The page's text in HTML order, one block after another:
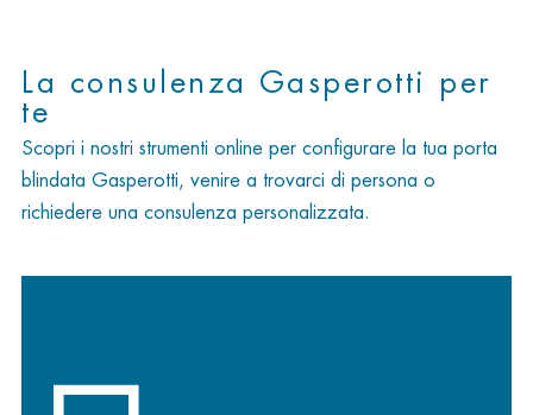
La consulenza Gasperotti per
te
Scopri i nostri strumenti online per configurare la tua porta
blindata Gasperotti, venire a trovarci di persona o
richiedere una consulenza personalizzata.